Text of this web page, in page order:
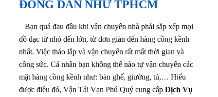
ĐÔNG DÂN NHƯ TPHCM
Bạn quá đau đầu khi vận chuyển nhà phải sắp xếp mọi
đồ đạc từ nhỏ đến lớn, từ đơn giản đến hàng cồng kềnh
nhất. Việc tháo lắp và vận chuyển rất mất thời gian và
công sức. Cá nhân bạn không thể nào tự vận chuyển các
mặt hàng cồng kềnh như: bàn ghế, giường, tủ,… Hiểu
được điều đó, Vận Tải Vạn Phú Quý cung cấp Dịch Vụ